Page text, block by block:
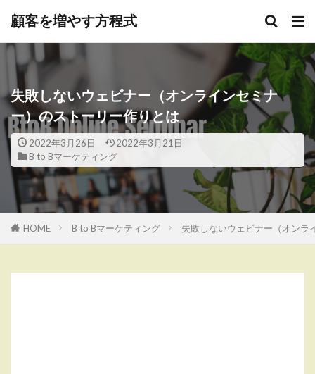
顧客を増やす方程式
失敗しないウェビナー（オンラインセミナ
ー）のストーリー作りとは
2022年3月26日
2022年3月21日
B to Bマーケティング
HOME B to Bマーケティング 失敗しないウェビナー（オンラ